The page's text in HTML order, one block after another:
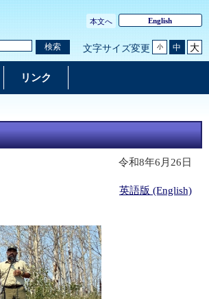
本文へ English
検索 文字サイズ変更 小 中 大
リンク
令和8年6月26日
英語版 (English)